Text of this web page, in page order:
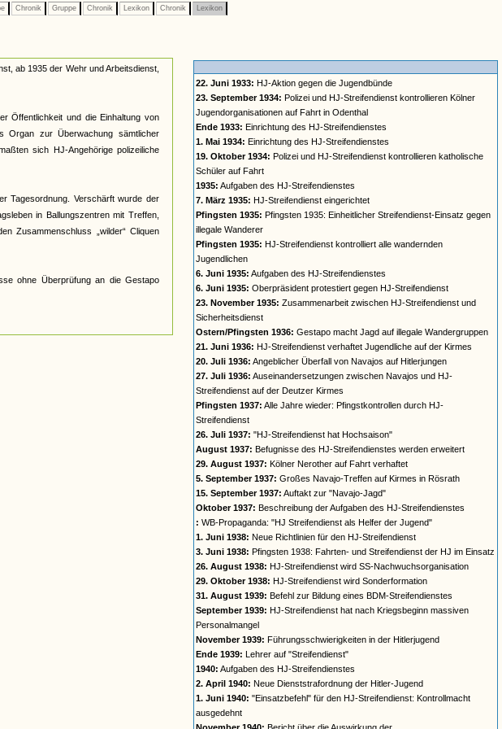
Chronik Gruppe Chronik Lexikon Chronik Lexikon
ab 1935 der Wehr und Arbeitsdienst,
Öffentlichkeit und die Einhaltung von
Organ zur Überwachung sämtlicher
sich HJ-Angehörige polizeiliche
Tagesordnung. Verschärft wurde der
in Ballungszentren mit Treffen,
Zusammenschluss „wilder“ Cliquen
ohne Überprüfung an die Gestapo
22. Juni 1933: HJ-Aktion gegen die Jugendbünde
23. September 1934: Polizei und HJ-Streifendienst kontrollieren Kölner
Jugendorganisationen auf Fahrt in Odenthal
Ende 1933: Einrichtung des HJ-Streifendienstes
1. Mai 1934: Einrichtung des HJ-Streifendienstes
19. Oktober 1934: Polizei und HJ-Streifendienst kontrollieren katholische
Schüler auf Fahrt
1935: Aufgaben des HJ-Streifendienstes
7. März 1935: HJ-Streifendienst eingerichtet
Pfingsten 1935: Pfingsten 1935: Einheitlicher Streifendienst-Einsatz gegen
illegale Wanderer
Pfingsten 1935: HJ-Streifendienst kontrolliert alle wandernden
Jugendlichen
6. Juni 1935: Aufgaben des HJ-Streifendienstes
6. Juni 1935: Oberpräsident protestiert gegen HJ-Streifendienst
23. November 1935: Zusammenarbeit zwischen HJ-Streifendienst und
Sicherheitsdienst
Ostern/Pfingsten 1936: Gestapo macht Jagd auf illegale Wandergruppen
21. Juni 1936: HJ-Streifendienst verhaftet Jugendliche auf der Kirmes
20. Juli 1936: Angeblicher Überfall von Navajos auf Hitlerjungen
27. Juli 1936: Auseinandersetzungen zwischen Navajos und HJ-
Streifendienst auf der Deutzer Kirmes
Pfingsten 1937: Alle Jahre wieder: Pfingstkontrollen durch HJ-
Streifendienst
26. Juli 1937: "HJ-Streifendienst hat Hochsaison"
August 1937: Befugnisse des HJ-Streifendienstes werden erweitert
29. August 1937: Kölner Nerother auf Fahrt verhaftet
5. September 1937: Großes Navajo-Treffen auf Kirmes in Rösrath
15. September 1937: Auftakt zur "Navajo-Jagd"
Oktober 1937: Beschreibung der Aufgaben des HJ-Streifendienstes
: WB-Propaganda: "HJ Streifendienst als Helfer der Jugend"
1. Juni 1938: Neue Richtlinien für den HJ-Streifendienst
3. Juni 1938: Pfingsten 1938: Fahrten- und Streifendienst der HJ im Einsatz
26. August 1938: HJ-Streifendienst wird SS-Nachwuchsorganisation
29. Oktober 1938: HJ-Streifendienst wird Sonderformation
31. August 1939: Befehl zur Bildung eines BDM-Streifendienstes
September 1939: HJ-Streifendienst hat nach Kriegsbeginn massiven
Personalmangel
November 1939: Führungsschwierigkeiten in der Hitlerjugend
Ende 1939: Lehrer auf "Streifendienst"
1940: Aufgaben des HJ-Streifendienstes
2. April 1940: Neue Dienststrafordnung der Hitler-Jugend
1. Juni 1940: "Einsatzbefehl" für den HJ-Streifendienst: Kontrollmacht
ausgedehnt